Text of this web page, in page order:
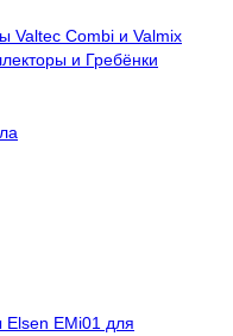
Valtec Combi и Valmix
и Гребёнки
Elsen EMi01 для